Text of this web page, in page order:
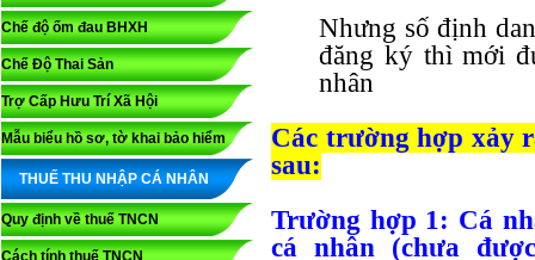
Chế độ ốm đau BHXH
Chế Độ Thai Sản
Trợ Cấp Hưu Trí Xã Hội
Mẫu biểu hồ sơ, tờ khai bảo hiểm
THUẾ THU NHẬP CÁ NHÂN
Quy định về thuế TNCN
Cách tính thuế TNCN
Nhưng số định
đăng ký thì mới
nhân
Các trường hợp xảy
sau:
Trường hợp 1: Cá
cá nhân (chưa